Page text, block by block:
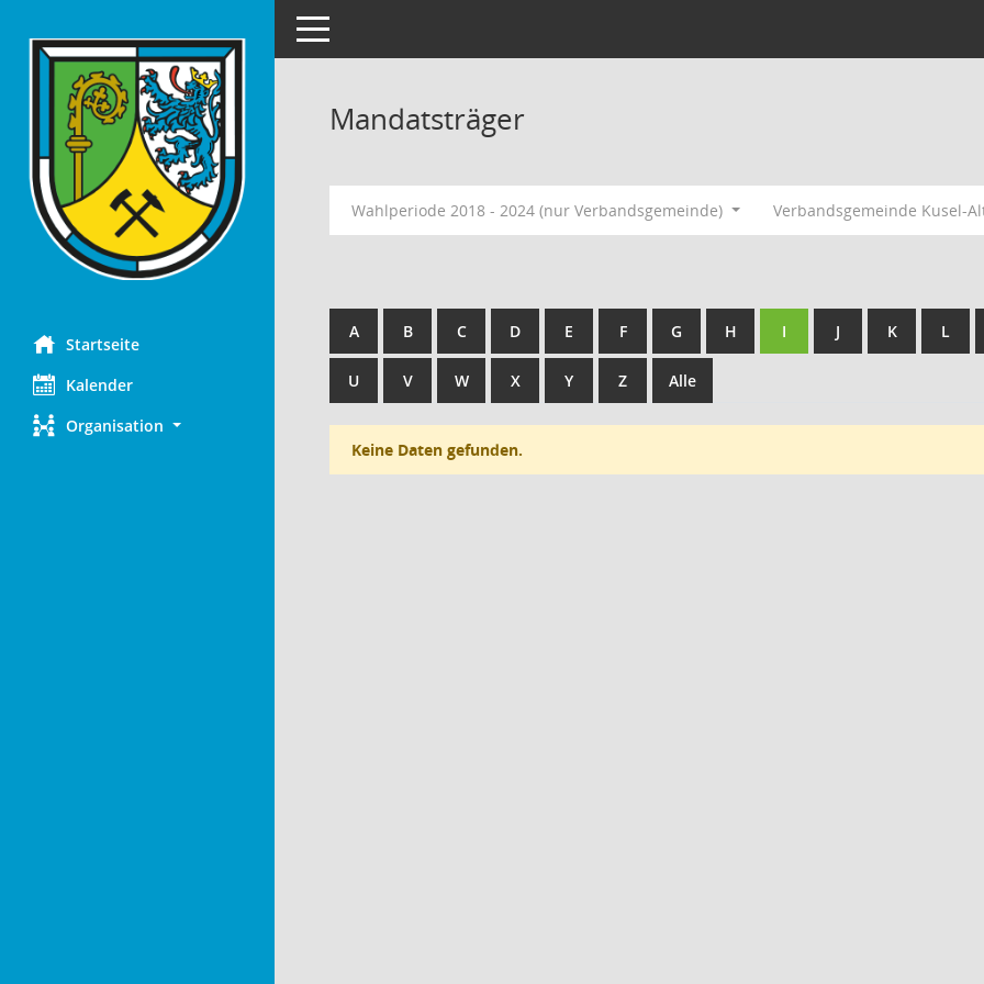
Startseite
Kalender
Organisation
Toggle navigation
Mandatsträger
Wahlperiode 2018 - 2024 (nur Verbandsgemeinde) Verbandsgemeinde Kusel-
A B C D E F G H I J K L
U V W X Y Z Alle
Keine Daten gefunden.